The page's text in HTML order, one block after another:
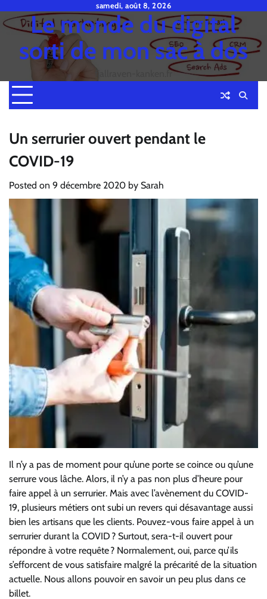
to
content
samedi, août 8, 2026
Le monde du digital
sorti de mon sac à dos
fjallraven-kanken.fr
Un serrurier ouvert pendant le
COVID-19
Posted on 9 décembre 2020 by Sarah
Il n’y a pas de moment pour qu’une porte se coince ou qu’une
serrure vous lâche. Alors, il n’y a pas non plus d’heure pour
faire appel à un serrurier. Mais avec l’avènement du COVID-
19, plusieurs métiers ont subi un revers qui désavantage aussi
bien les artisans que les clients. Pouvez-vous faire appel à un
serrurier durant la COVID ? Surtout, sera-t-il ouvert pour
répondre à votre requête ? Normalement, oui, parce qu’ils
s’efforcent de vous satisfaire malgré la précarité de la situation
actuelle. Nous allons pouvoir en savoir un peu plus dans ce
billet.